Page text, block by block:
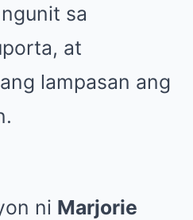
sa
at
lampasan ang
ni Marjorie